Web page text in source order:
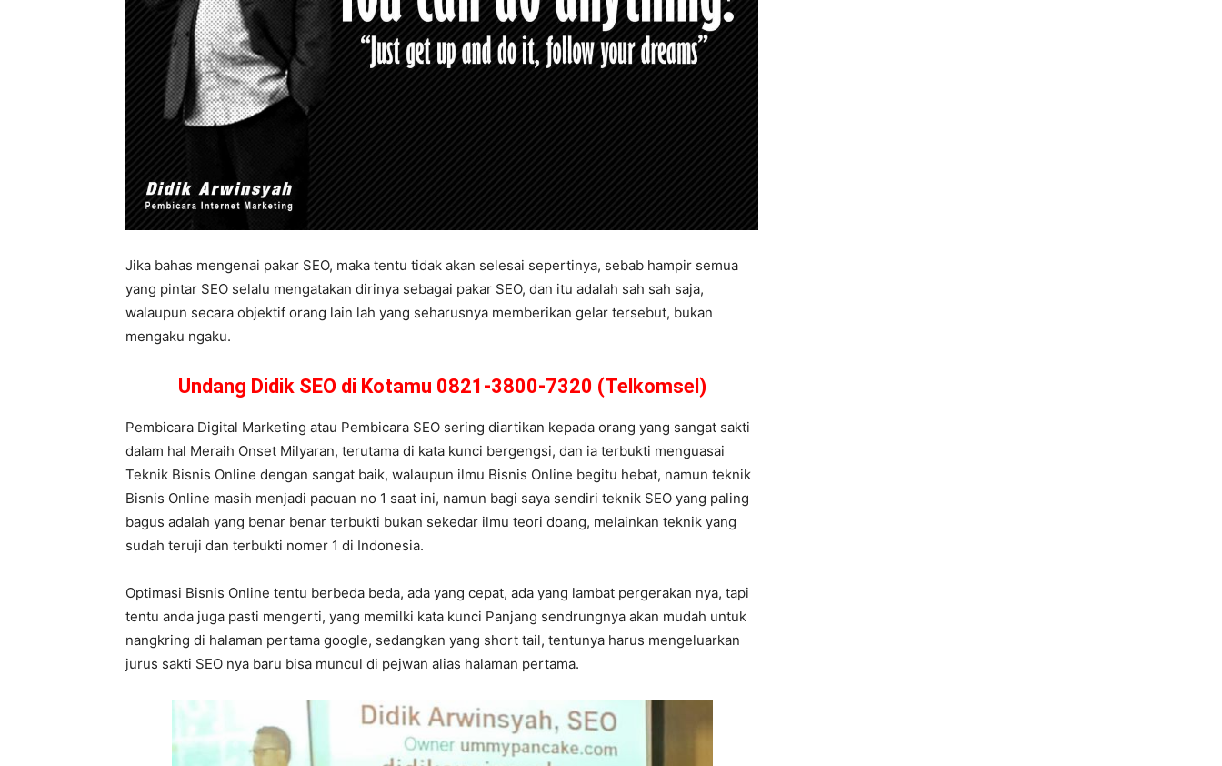
Jika bahas mengenai pakar SEO, maka tentu tidak akan selesai sepertinya, sebab hampir semua
yang pintar SEO selalu mengatakan dirinya sebagai pakar SEO, dan itu adalah sah sah saja,
walaupun secara objektif orang lain lah yang seharusnya memberikan gelar tersebut, bukan
mengaku ngaku.
Undang Didik SEO di Kotamu 0821-3800-7320 (Telkomsel)
Pembicara Digital Marketing atau Pembicara SEO sering diartikan kepada orang yang sangat sakti
dalam hal Meraih Onset Milyaran, terutama di kata kunci bergengsi, dan ia terbukti menguasai
Teknik Bisnis Online dengan sangat baik, walaupun ilmu Bisnis Online begitu hebat, namun teknik
Bisnis Online masih menjadi pacuan no 1 saat ini, namun bagi saya sendiri teknik SEO yang paling
bagus adalah yang benar benar terbukti bukan sekedar ilmu teori doang, melainkan teknik yang
sudah teruji dan terbukti nomer 1 di Indonesia.
Optimasi Bisnis Online tentu berbeda beda, ada yang cepat, ada yang lambat pergerakan nya, tapi
tentu anda juga pasti mengerti, yang memilki kata kunci Panjang sendrungnya akan mudah untuk
nangkring di halaman pertama google, sedangkan yang short tail, tentunya harus mengeluarkan
jurus sakti SEO nya baru bisa muncul di pejwan alias halaman pertama.